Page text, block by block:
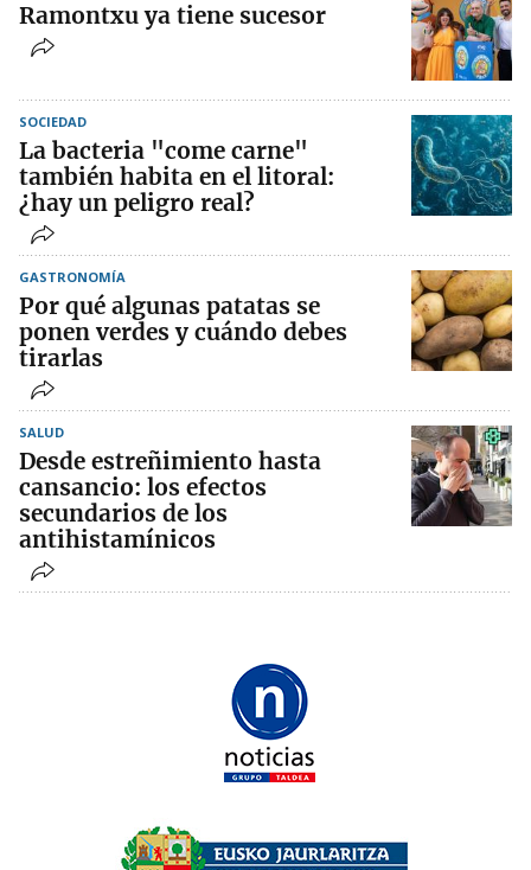
Ramontxu ya tiene sucesor
SOCIEDAD
La bacteria "come carne"
también habita en el litoral:
¿hay un peligro real?
GASTRONOMÍA
Por qué algunas patatas se
ponen verdes y cuándo debes
tirarlas
SALUD
Desde estreñimiento hasta
cansancio: los efectos
secundarios de los
antihistamínicos